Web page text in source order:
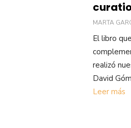
MARTA
El libro
realizó
David
Leer más